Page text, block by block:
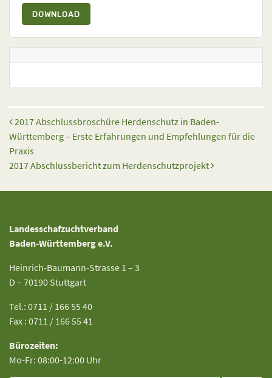
DOWNLOAD
Beitrags-Navigation
2017 Abschlussbroschüre Herdenschutz in Baden-
Württemberg – Erste Erfahrungen und Empfehlungen für die
Praxis
2017 Abschlussbericht zum Herdenschutzprojekt
Landesschafzuchtverband
Baden-Württemberg e.V.
Heinrich-Baumann-Strasse 1 – 3
D – 70190 Stuttgart
Tel.: 0711 / 166 55 40
Fax : 0711 / 166 55 41
Bürozeiten:
Mo-Fr: 08:00-12:00 Uhr